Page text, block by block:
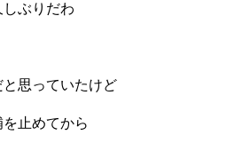
ぶりだわ
思っていたけど
止めてから